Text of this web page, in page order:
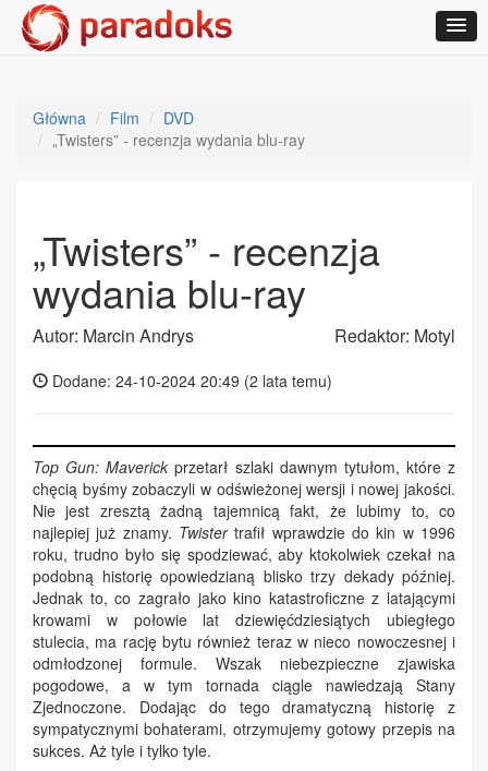
Główna Film
DVD
„Twisters” - recenzja wydania blu-ray
„Twisters” - recenzja
wydania blu-ray
Autor: Marcin Andrys Redaktor: Motyl
Dodane: 24-10-2024 20:49 (2 lata temu)
Top Gun: Maverick przetarł szlaki dawnym tytułom, które z
chęcią byśmy zobaczyli w odświeżonej wersji i nowej jakości.
Nie jest zresztą żadną tajemnicą fakt, że lubimy to, co
najlepiej już znamy. Twistertrafił wprawdzie do kin w 1996
roku, trudno było się spodziewać, aby ktokolwiek czekał na
podobną historię opowiedzianą blisko trzy dekady później.
Jednak to, co zagrało jako kino katastroficzne z latającymi
krowami w połowie lat dziewięćdziesiątych ubiegłego
stulecia, ma rację bytu również teraz w nieco nowoczesnej i
odmłodzonej formule. Wszak niebezpieczne zjawiska
pogodowe, a w tym tornada ciągle nawiedzają Stany
Zjednoczone. Dodając do tego dramatyczną historię z
sympatycznymi bohaterami, otrzymujemy gotowy przepis na
sukces. Aż tyle i tylko tyle.